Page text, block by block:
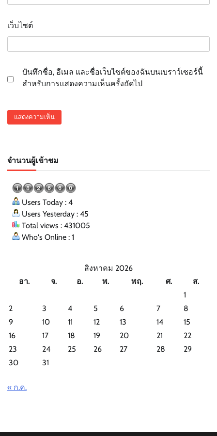
เว็บไซต์
บันทึกชื่อ, อีเมล และชื่อเว็บไซต์ของฉันบนเบราว์เซอร์นี้
สำหรับการแสดงความเห็นครั้งถัดไป
จำนวนผู้เข้าชม
Users Today : 4
Users Yesterday : 45
Total views : 431005
Who's Online : 1
สิงหาคม 2026
อา.
จ. อ. พ. พฤ. ศ.
ส.
1
2
3 4 5 6 7
8
9
10 11 12 13 14
15
16
17 18 19 20 21
22
23
24 25 26 27 28
29
30
31
« ก.ค.